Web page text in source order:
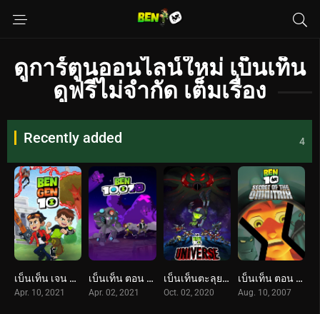
ดูการ์ตูนออนไลน์ใหม่ เบ็นเท็น
ดูฟรีไม่จำกัด เต็มเรื่อง
Recently added 4
เบ็นเท็น เจน 10 (2021) Ben Gen 10
Apr. 10, 2021
เบ็นเท็น ตอน เบ็น 10,010 (2021) Ben 10: Ben 10,010
Apr. 02, 2021
เบ็นเท็นตะลุยจักรวาล: เดอะมูฟวี่ (2020) Ben 10 vs. the Universe: The Movie
Oct. 02, 2020
เบ็นเท็น ตอน ความลับของออมนิทริกซ์ (2007) Ben 10: Secret of the Omnitrix
Aug. 10, 2007